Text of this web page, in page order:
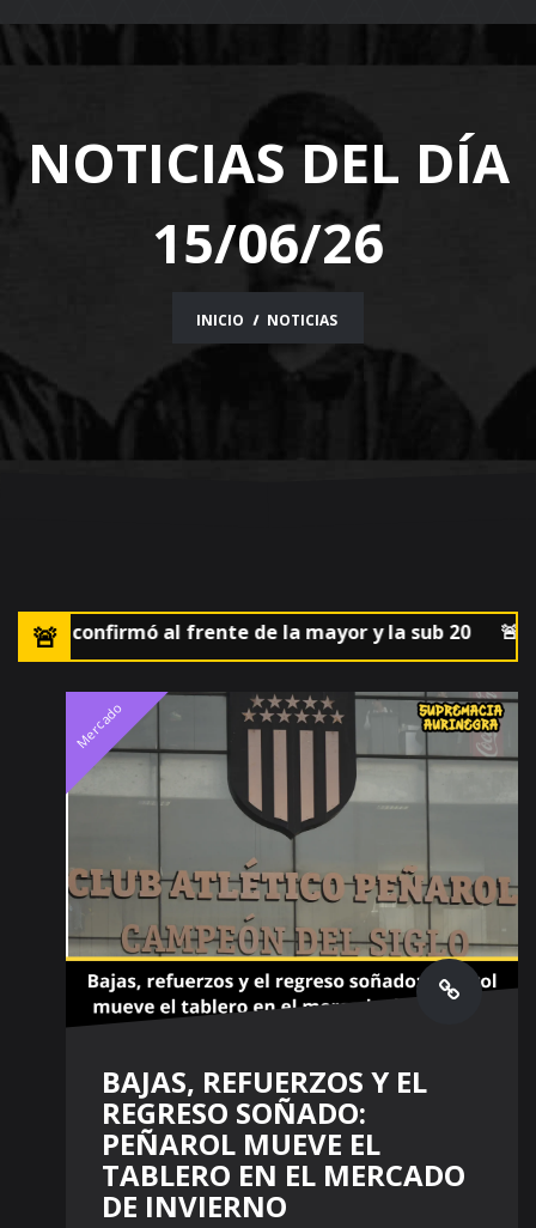
NOTICIAS DEL DÍA
15/06/26
INICIO NOTICIAS
lo confirmó al frente de la mayor y la sub 20 🚨El
Mercado
BAJAS, REFUERZOS Y EL
REGRESO SOÑADO:
PEÑAROL MUEVE EL
TABLERO EN EL MERCADO
DE INVIERNO